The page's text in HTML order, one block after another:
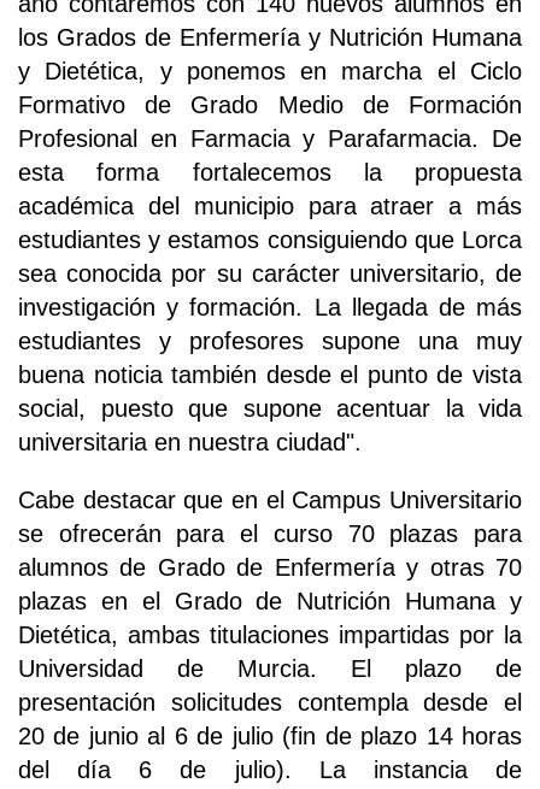
los Grados de Enfermería y Nutrición Humana
y Dietética, y ponemos en marcha el Ciclo
Formativo de Grado Medio de Formación
Profesional en Farmacia y Parafarmacia. De
esta forma fortalecemos la propuesta
académica del municipio para atraer a más
estudiantes y estamos consiguiendo que Lorca
sea conocida por su carácter universitario, de
investigación y formación. La llegada de más
estudiantes y profesores supone una muy
buena noticia también desde el punto de vista
social, puesto que supone acentuar la vida
universitaria en nuestra ciudad".
Cabe destacar que en el Campus Universitario
se ofrecerán para el curso 70 plazas para
alumnos de Grado de Enfermería y otras 70
plazas en el Grado de Nutrición Humana y
Dietética, ambas titulaciones impartidas por la
Universidad de Murcia. El plazo de
presentación solicitudes contempla desde el
20 de junio al 6 de julio (fin de plazo 14 horas
del día 6 de julio). La instancia de